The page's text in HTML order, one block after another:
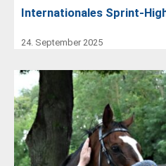
Internationales Sprint-
24. September 2025